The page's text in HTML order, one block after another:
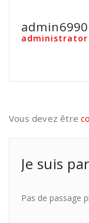
admin6990
administrator
Vous devez être
Je suis
Pas de passage